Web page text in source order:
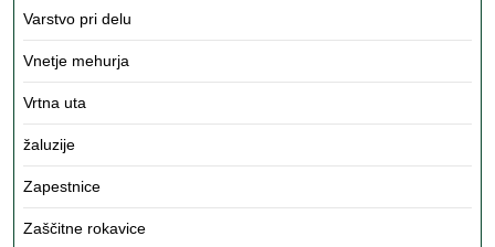
Varstvo pri delu
Vnetje mehurja
Vrtna uta
žaluzije
Zapestnice
Zaščitne rokavice